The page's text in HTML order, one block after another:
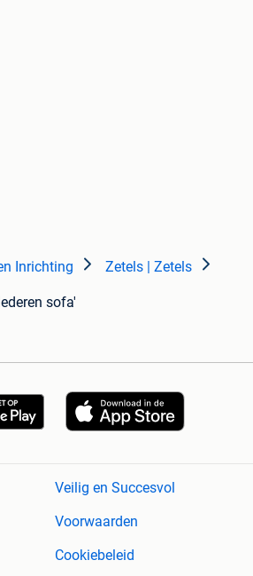
Inrichting Zetels | Zetels
sofa'
Veilig en Succesvol
Voorwaarden
Cookiebeleid